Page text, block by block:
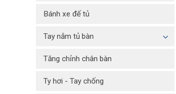
Bánh xe đế tủ
Tay nắm tủ bàn
Tăng chỉnh chân bàn
Ty hơi - Tay chống